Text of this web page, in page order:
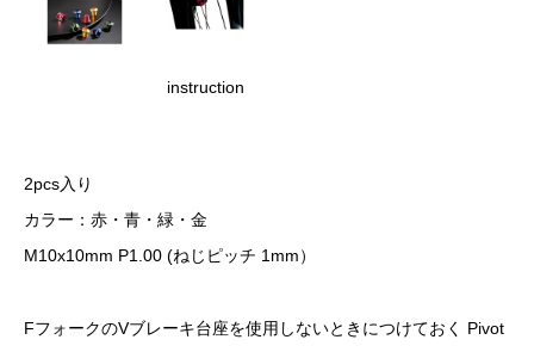
instruction
2pcs入り
カラー：赤・青・緑・金
M10x10mm P1.00 (ねじピッチ 1mm）
FフォークのVブレーキ台座を使用しないときにつけておく Pivot